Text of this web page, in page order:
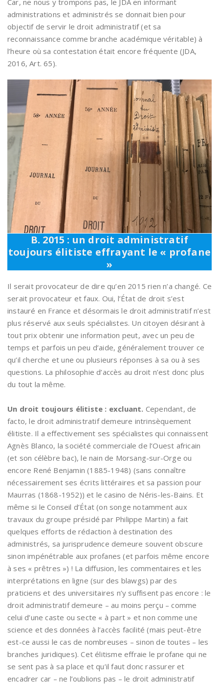
administrations et administrés se donnait bien pour
objectif de servir le droit administratif (et sa
reconnaissance comme branche académique véritable) à
l’heure où sa contestation était encore fréquente (JDA,
2016, Art. 65).
B. 2015 : un droit administratif
toujours élitiste effrayant le « profane
»
Il serait provocateur de dire qu’en 2015 rien n’a changé. Ce
serait provocateur et faux. Oui, l’État de droit s’est
instauré en France et désormais le droit administratif n’est
plus réservé aux seuls spécialistes. Un citoyen désirant à
tout prix obtenir une information peut, avec un peu de
temps et parfois un peu d’aide, généralement trouver ce
qu’il cherche et une ou plusieurs réponses à sa ou à ses
questions. La philosophie d’accès au droit n’est donc plus
du tout la même.
Un droit toujours élitiste : excluant. Cependant, de
facto, le droit administratif demeure intrinsèquement
élitiste. Il a effectivement ses spécialistes qui connaissent
Agnès Blanco, la société commerciale de l’Ouest africain
(et son célèbre bac), le nain de Morsang-sur-Orge ou
encore René Benjamin (1885-1948) (sans connaître
nécessairement ses écrits littéraires et sa passion pour
Maurras (1868-1952)) et le casino de Néris-les-Bains. Et
même si le Conseil d’État (on songe notamment aux
travaux du groupe présidé par Philippe Martin) a fait
quelques efforts de rédaction à destination des
administrés, sa jurisprudence demeure souvent obscure
sinon impénétrable aux profanes (et parfois même encore
à ses « prêtres ») ! La diffusion, les commentaires et les
interprétations en ligne (sur des blawgs) par des
praticiens et des universitaires n’y suffisent pas encore : le
droit administratif demeure – au moins perçu – comme
celui d’une caste ou secte « à part » et non comme une
science et des données à l’accès facilité (mais peut-être
est-ce aussi le cas de nombreuses – sinon de toutes – les
branches juridiques). Cet élitisme effraie le profane qui ne
se sent pas à sa place et qu’il faut donc rassurer et
encadrer car – ne l’oublions pas – le droit administratif